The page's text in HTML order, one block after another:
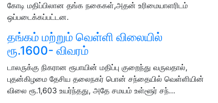
கோடி மதிப்பிலான தங்க நகைகள்,அதன் உரிமையாளரிடம்
ஒப்படைக்கப்பட்டன.
தங்கம் மற்றும் வெள்ளி விலையில்
ரூ.1600- விவரம்
டாலருக்கு நிகரான ரூபாயின் மதிப்பு குறைந்து வருவதால்,
புதன்கிழமை தேசிய தலைநகர் பொன் சந்தையில் வெள்ளியின்
விலை ரூ.1,603 உயர்ந்தது, அதே சமயம் உள்ளூர் சந்…